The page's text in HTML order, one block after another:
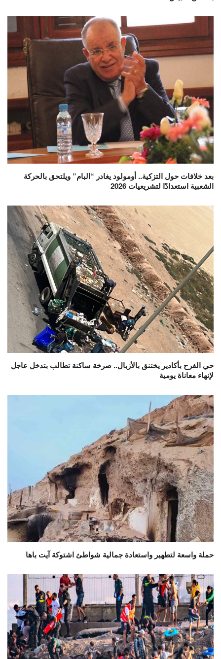
بعد خلافات حول التزكية.. أومولود يغادر “البام” ويلتحق بالحركة
الشعبية استعدادًا لتشريعيات 2026
حي الفرح بأكادير يختنق بالأزبال.. صرخة ساكنة تطالب بتدخل عاجل
لإنهاء معاناة يومية
حملة واسعة لتطهير واستعادة جمالية شواطئ اشتوكة آيت باها